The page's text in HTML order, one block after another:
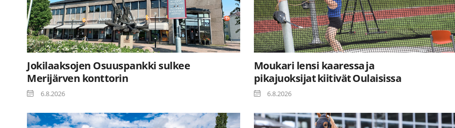
Jokilaaksojen Osuuspankki sulkee
Merijärven konttorin
6.8.2026
Moukari lensi kaaressa ja
pikajuoksijat kiitivät Oulaisissa
6.8.2026